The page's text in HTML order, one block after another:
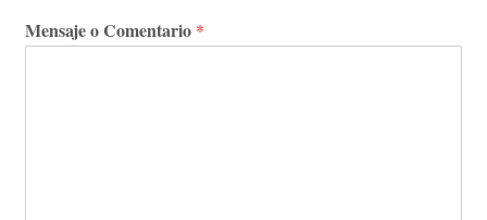
Mensaje o Comentario *